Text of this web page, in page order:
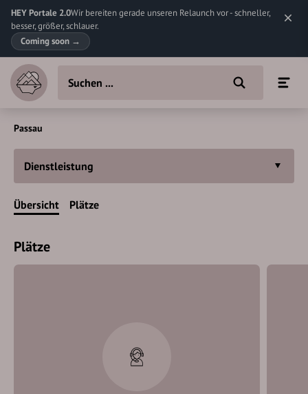
HEY Portale 2.0Wir bereiten gerade unseren Relaunch vor - schneller,
besser, größer, schlauer.
Coming soon →
Passau
Dienstleistung
Übersicht Plätze
Plätze